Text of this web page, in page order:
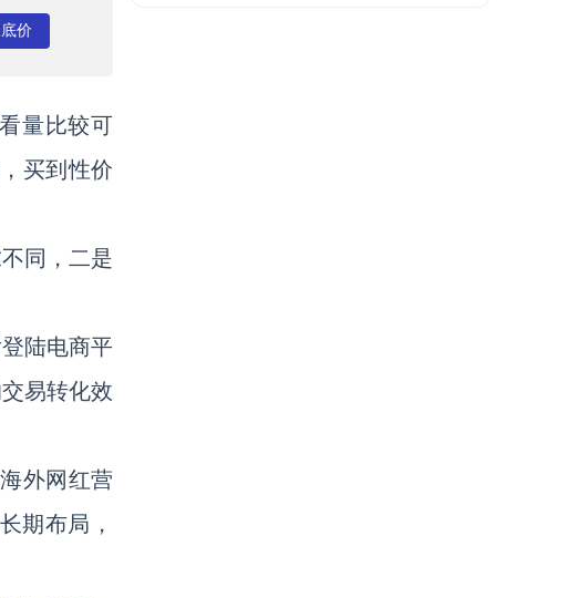
价
量比较可
买到性价
同，二是
陆电商平
易转化效
外网红营
期布局，